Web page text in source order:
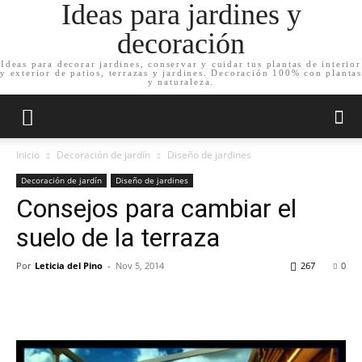
Ideas para jardines y
decoración
Ideas para decorar jardines, conservar y cuidar tus plantas de interior
y exterior de patios, terrazas y jardines. Decoración 100% con plantas
y naturaleza.
Inicio Decoración de jardín Diseño de jardines
Decoración de jardín Diseño de jardines
Consejos para cambiar el
suelo de la terraza
Por Leticia del Pino - Nov 5, 2014 0
267